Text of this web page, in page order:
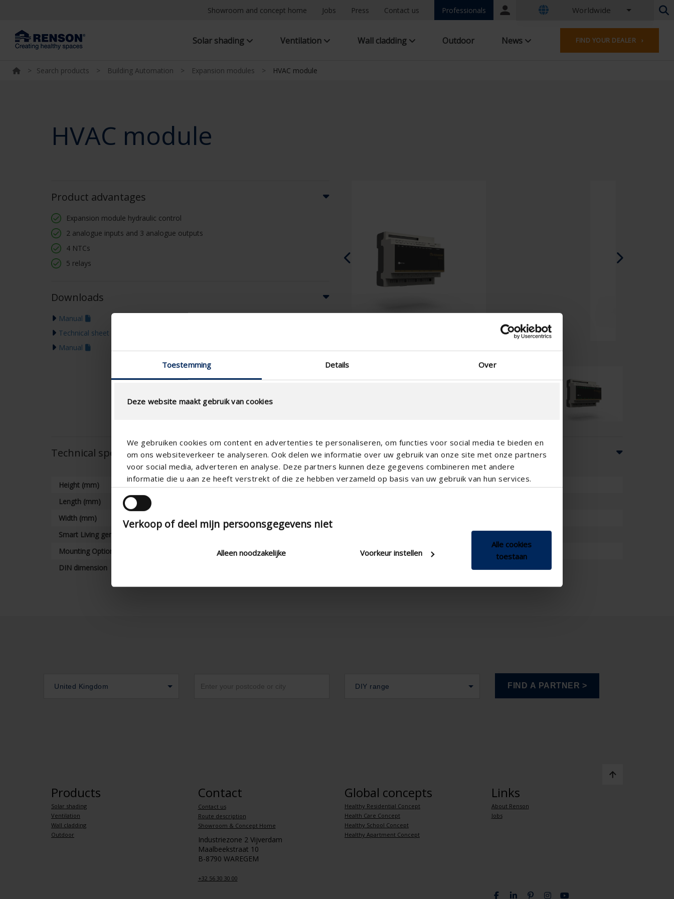
Toestemming Details Over
Deze website maakt gebruik van cookies
We gebruiken cookies om content en advertenties te personaliseren, om functies voor social media te bieden en
om ons websiteverkeer te analyseren. Ook delen we informatie over uw gebruik van onze site met onze partners
voor social media, adverteren en analyse. Deze partners kunnen deze gegevens combineren met andere
informatie die u aan ze heeft verstrekt of die ze hebben verzameld op basis van uw gebruik van hun services.
Verkoop of deel mijn persoonsgegevens niet
Alleen noodzakelijke Voorkeur instellen
Alle cookies
toestaan
Showroom and concept home Jobs Press Contact us Professionals
Portal
Worldwide
Dutch - Belgium
French - Belgium
Dutch - Netherlands
Solar shading Ventilation Wall cladding Outdoor News FIND YOUR DEALER ›
> Search products > Building Automation > Expansion modules > HVAC module
HVAC module
Product advantages
Expansion module hydraulic control
2 analogue inputs and 3 analogue outputs
4 NTCs
5 relays
Downloads
Manual
Technical sheet
Manual
Technical specifications
Height (mm)
90
Length (mm)
Width (mm)
Smart Living generation
Mounting Options
DIN-rail
DIN dimension
United Kingdom DIY range
Products
Solar shading
Ventilation
Wall cladding
Outdoor
Contact
Contact us
Route description
Showroom & Concept Home
Industriezone 2 Vijverdam
Maalbeekstraat 10
B-8790 WAREGEM
+32 56 30 30 00
Global concepts
Healthy Residential Concept
Health Care Concept
Healthy School Concept
Healthy Apartment Concept
Links
About Renson
Jobs